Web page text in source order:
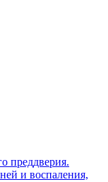
преддверия.
и воспаления,